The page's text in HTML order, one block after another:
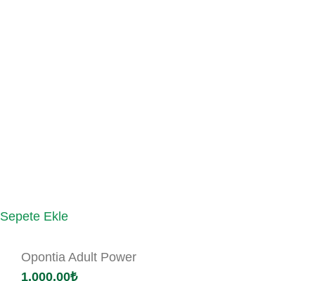
Sepete Ekle
Opontia Adult Power
1,000.00₺